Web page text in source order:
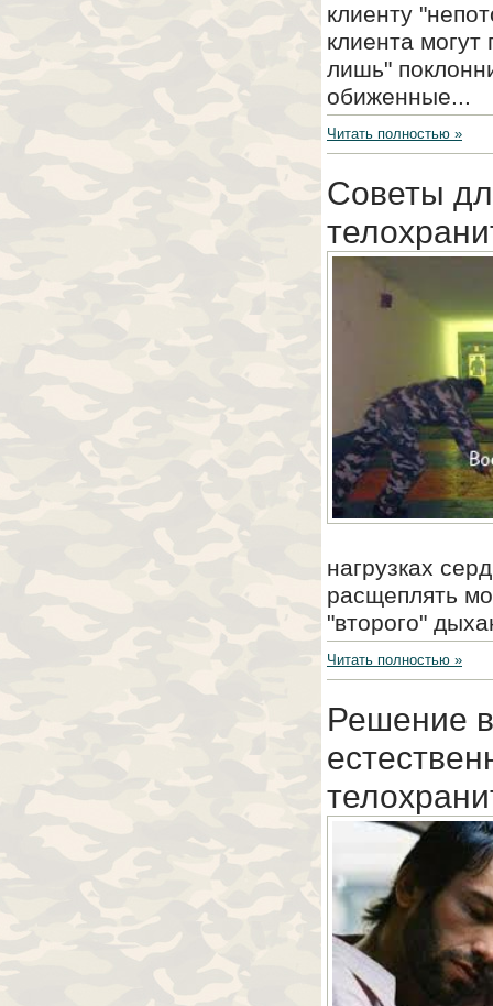
клиенту
клиента могут
лишь"
обиженные...
Читать полностью »
Советы
нагрузках
расщеплять
"второго"
Читать полностью »
Решение